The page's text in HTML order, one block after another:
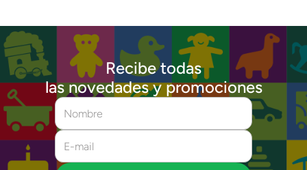
Recibe todas
las novedades y promociones